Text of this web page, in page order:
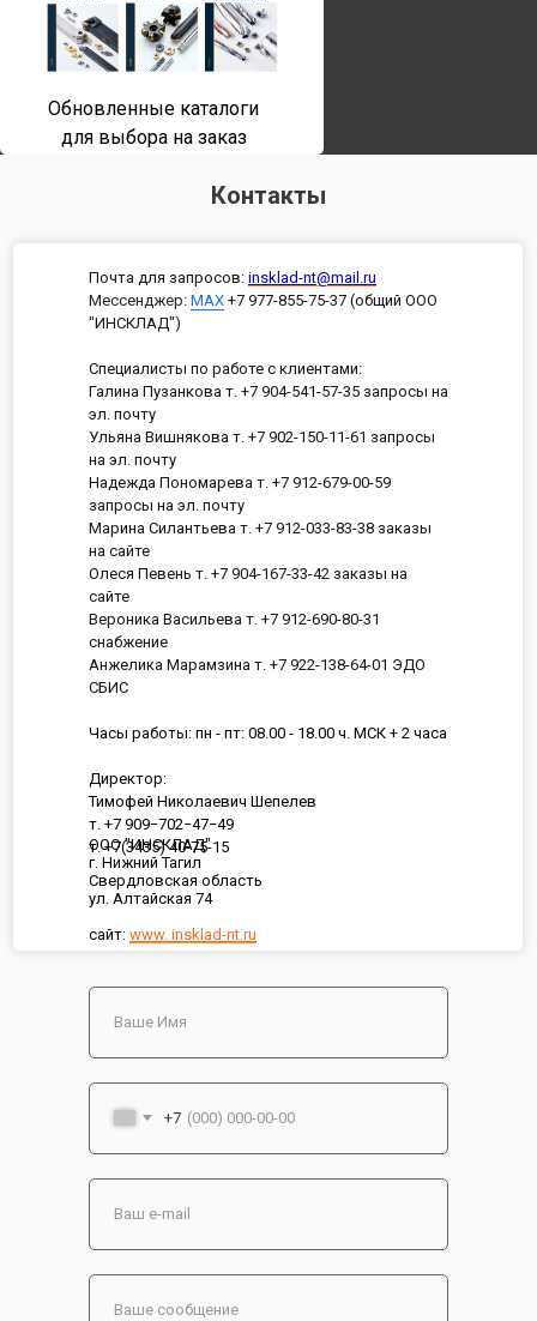
Обновленные каталоги
для выбора на заказ
Контакты
ООО "ИНСКЛАД"
г. Нижний Тагил
Свердловская область
ул. Алтайская 74
сайт: www. insklad-nt.ru
Почта для запросов: insklad-nt@mail.ru
Мессенджер: MAX +7 977-855-75-37 (общий ООО
"ИНСКЛАД")
Специалисты по работе с клиентами:
Галина Пузанкова т. +7 904-541-57-35 запросы на
эл. почту
Ульяна Вишнякова т. +7 902-150-11-61 запросы
на эл. почту
Надежда Пономарева т. +7 912-679-00-59
запросы на эл. почту
Марина Силантьева т. +7 912-033-83-38 заказы
на сайте
Олеся Певень т. +7 904-167-33-42 заказы на
сайте
Вероника Васильева т. +7 912-690-80-31
снабжение
Анжелика Марамзина т. +7 922-138-64-01 ЭДО
СБИС
Часы работы: пн - пт: 08.00 - 18.00 ч. МСК + 2 часа
Директор:
Тимофей Николаевич Шепелев
т. +7 909−702−47−49
т. +7(3435) 40-75-15
+7